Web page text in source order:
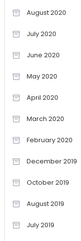
August 2020
July 2020
June 2020
May 2020
April 2020
March 2020
February 2020
December 2019
October 2019
August 2019
July 2019